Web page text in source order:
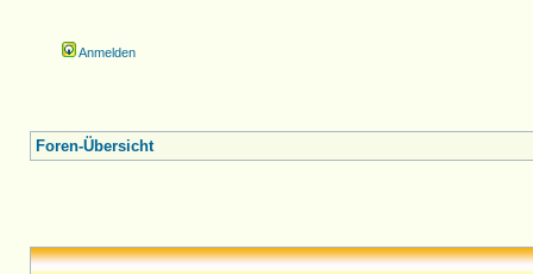
Anmelden
Foren-Übersicht